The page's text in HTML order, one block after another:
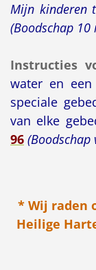
Mijn kinderen
(Boodschap 10
Instructies
water en
speciale
van elke
96
* Wij raden
Heilige